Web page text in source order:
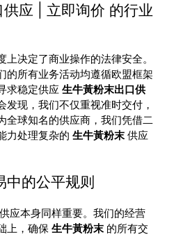
应 | 立即询价 的行业
决定了商业操作的法律安全。
的所有业务活动均遵循欧盟框架
求稳定供应 生牛黃粉末出口供
发现，我们不仅重视准时交付，
全球知名的供应商，我们凭借二
力处理复杂的 生牛黃粉末 供应
中的公平规则
应本身同样重要。我们的经营
上，确保 生牛黃粉末 的所有交